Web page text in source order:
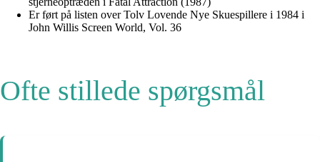
Er ført på listen over Tolv Lovende Nye Skuespillere i 1984 i
John Willis Screen World, Vol. 36
Ofte stillede spørgsmål